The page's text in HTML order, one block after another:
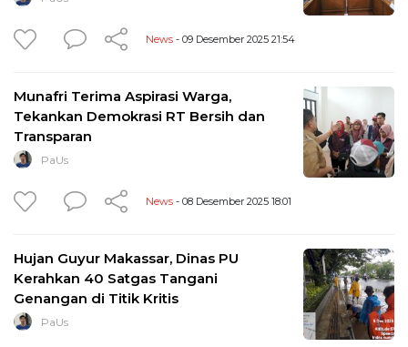
News - 09 Desember 2025 21:54
Munafri Terima Aspirasi Warga,
Tekankan Demokrasi RT Bersih dan
Transparan
PaUs
News - 08 Desember 2025 18:01
Hujan Guyur Makassar, Dinas PU
Kerahkan 40 Satgas Tangani
Genangan di Titik Kritis
PaUs